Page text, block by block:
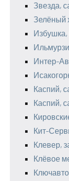
Звезда,
Зелёный
Избушка,
Интер-
Каспий,
Каспий,
Кит-
Клевер,
Клёвое